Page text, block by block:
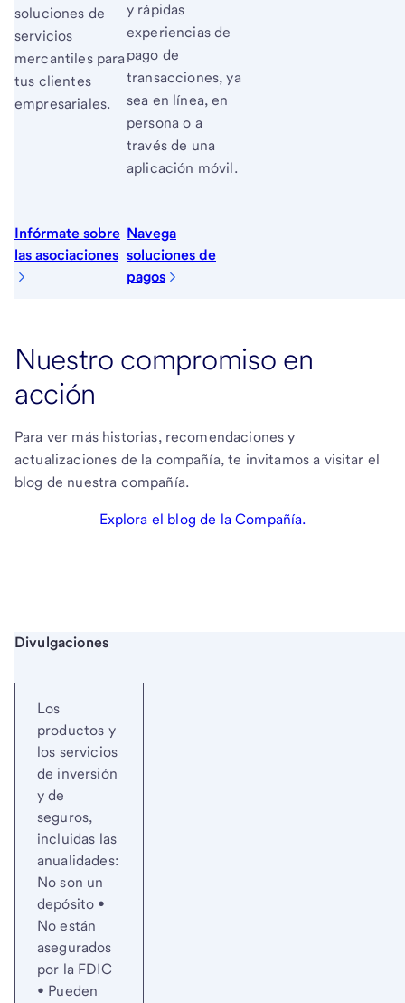
soluciones de
servicios
mercantiles para
tus clientes
empresariales.
Infórmate sobre
las asociaciones
y rápidas
experiencias de
pago de
transacciones, ya
sea en línea, en
persona o a
través de una
aplicación móvil.
Navega
soluciones de
pagos
Nuestro compromiso en
acción
Para ver más historias, recomendaciones y
actualizaciones de la compañía, te invitamos a visitar el
blog de nuestra compañía.
Explora el blog de la Compañía.
Inicio del contenido de las divulgaciones
Divulgaciones
Los
productos y
los servicios
de inversión
y de
seguros,
incluidas las
anualidades:
No son un
depósito •
No están
asegurados
por la FDIC
• Pueden